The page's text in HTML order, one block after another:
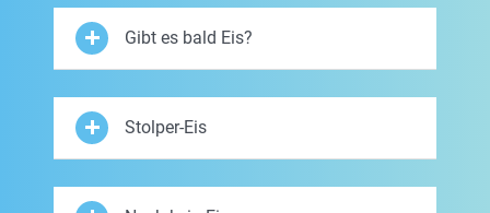
Gibt es bald Eis?
Stolper-Eis